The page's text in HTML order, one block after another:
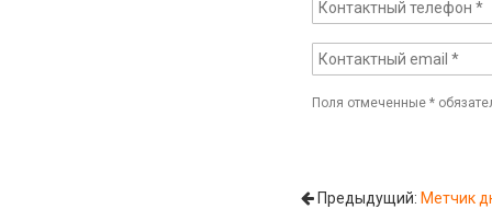
Поля отмеченные*
Предыдущий: Метчик